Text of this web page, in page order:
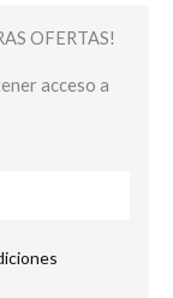
OFERTAS!
acceso a